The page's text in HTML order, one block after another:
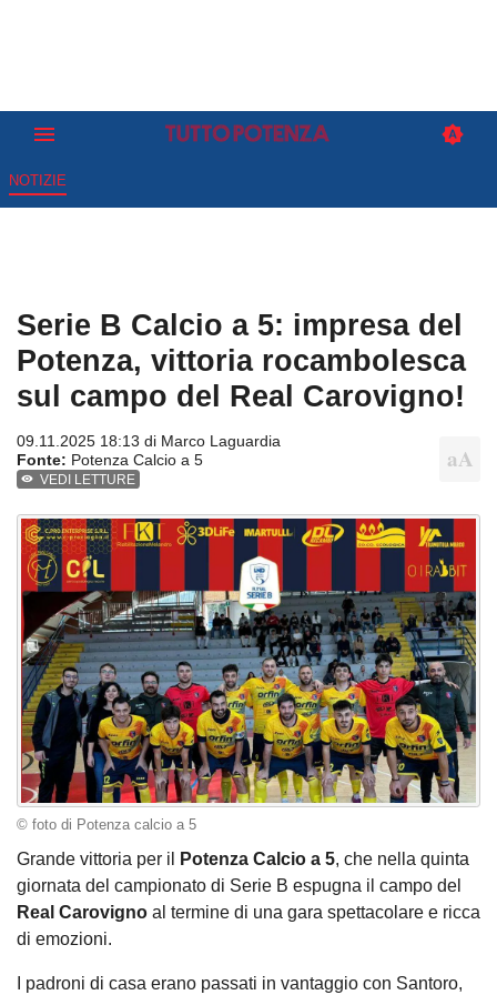
NOTIZIE
Serie B Calcio a 5: impresa del
Potenza, vittoria rocambolesca
sul campo del Real Carovigno!
09.11.2025 18:13 di Marco Laguardia
Fonte: Potenza Calcio a 5
VEDI LETTURE
© foto di Potenza calcio a 5
Grande vittoria per il Potenza Calcio a 5, che nella quinta
giornata del campionato di Serie B espugna il campo del
Real Carovigno al termine di una gara spettacolare e ricca
di emozioni.
I padroni di casa erano passati in vantaggio con Santoro,